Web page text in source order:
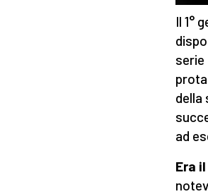
Il 1°
serie
della
ad
Era